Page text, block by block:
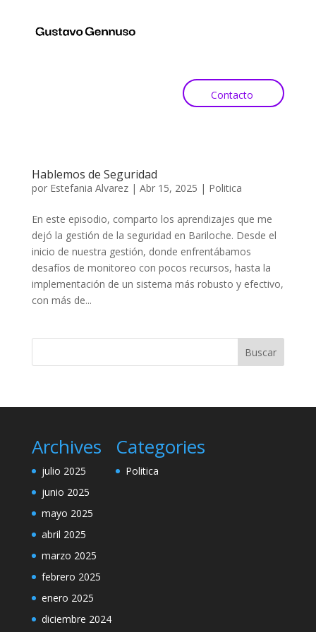
Contacto
Hablemos de Seguridad
por Estefania Alvarez| Abr 15, 2025 | Politica
En este episodio, comparto los aprendizajes que me
dejó la gestión de la seguridad en Bariloche. Desde el
inicio de nuestra gestión, donde enfrentábamos
desafíos de monitoreo con pocos recursos, hasta la
implementación de un sistema más robusto y efectivo,
con más de...
Archives
julio 2025
junio 2025
mayo 2025
abril 2025
marzo 2025
febrero 2025
enero 2025
diciembre 2024
Categories
Politica